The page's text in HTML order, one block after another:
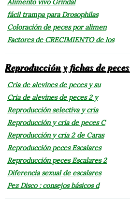
Alimento vivo Grindal
fácil trampa para Drosophilas
Coloración de peces por alimen
Factores de CRECIMIENTO de los
Reproducción y fichas de peces
Cria de alevines de peces y su
Cria de alevines de peces 2 y
Reproducción selectiva y cria
Reproducción y cria de peces C
Reproducción y cria 2 de Caras
Reproducción peces Escalares
Reproducción peces Escalares 2
Diferencia sexual de escalares
Pez Disco : consejos básicos d